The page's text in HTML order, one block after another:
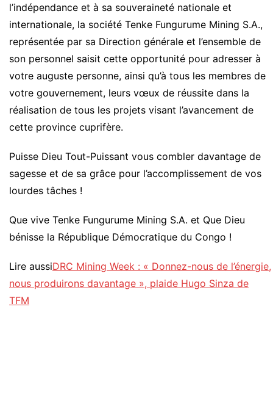
l’indépendance et à sa souveraineté nationale et
internationale, la société Tenke Fungurume Mining S.A.,
représentée par sa Direction générale et l’ensemble de
son personnel saisit cette opportunité pour adresser à
votre auguste personne, ainsi qu’à tous les membres de
votre gouvernement, leurs vœux de réussite dans la
réalisation de tous les projets visant l’avancement de
cette province cuprifère.
Puisse Dieu Tout-Puissant vous combler davantage de
sagesse et de sa grâce pour l’accomplissement de vos
lourdes tâches !
Que vive Tenke Fungurume Mining S.A. et Que Dieu
bénisse la République Démocratique du Congo !
Lire aussiDRC Mining Week : « Donnez-nous de l’énergie,
nous produirons davantage », plaide Hugo Sinza de
TFM